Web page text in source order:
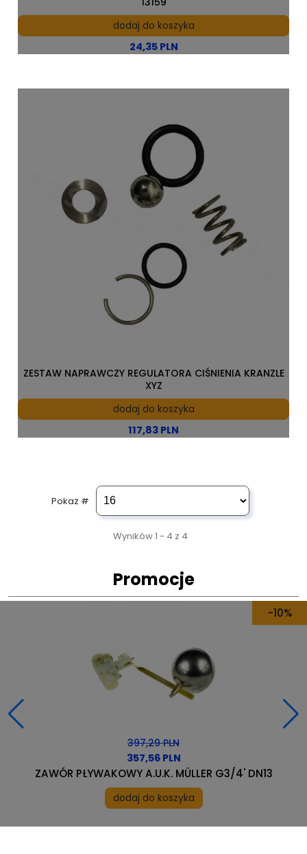
24,35 PLN
dodaj do koszyka
117,83 PLN
ZESTAW NAPRAWCZY REGULATORA CIŚNIENIA KRANZLE
XYZ
dodaj do koszyka
Pokaż #
Wyników 1 - 4 z 4
Promocje
-3%
335,79 PLN
325,72 PLN
OLEJ CAT PUMPS ORIGINAL CRANKCASE OIL 4L (3,68 kg)
dodaj do koszyka